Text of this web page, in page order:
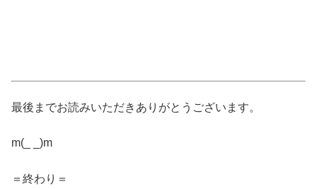
最後までお読みいただきありがとうございます。
m(_ _)m
＝終わり＝